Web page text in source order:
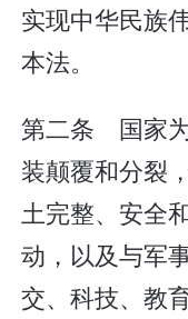
实现中华民族
本法。
第二条 国家
装颠覆和分裂
土完整、安全
动，以及与军
交、科技、教